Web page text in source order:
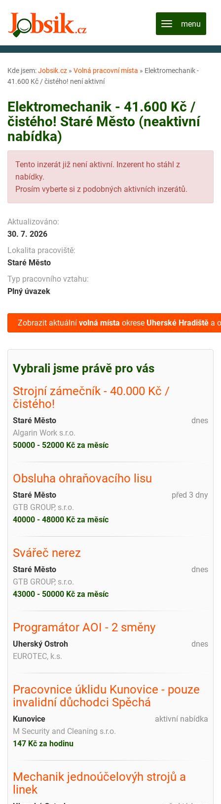
Kde jsem:Jobsik.cz » Volná pracovní místa » Elektromechanik -
41.600 Kč / čistého! není aktivní
Elektromechanik - 41.600 Kč /
čistého! Staré Město (neaktivní
nabídka)
Tento inzerát již není aktivní. Inzerent ho stáhl z
nabídky.
Prosím vyberte si z podobných aktivních inzerátů.
Aktualizováno:
30. 7. 2026
Lokalita pracoviště:
Staré Město
Typ pracovního vztahu:
Plný úvazek
Zobrazit aktuální volná místa okrese Uherské Hradiště a
Vybrali jsme právě pro vás
Strojní zámečník - 40.000 Kč /
čistého!
dnes
Staré Město
Algarin Work s.r.o.
50000 - 52000 Kč za měsíc
Obsluha ohraňovacího lisu
před 3 dny
Staré Město
GTB GROUP, s.r.o.
40000 - 48000 Kč za měsíc
Svářeč nerez
dnes
Staré Město
GTB GROUP, s.r.o.
43000 - 50000 Kč za měsíc
Programátor AOI - 2 směny
dnes
Uherský Ostroh
EUROTEC, k.s.
Pracovnice úklidu Kunovice - pouze
invalidní důchodci Spěchá
aktivní nabídka
Kunovice
M Security and Cleaning s.r.o.
147 Kč za hodinu
Mechanik jednoúčelovýh strojů a
linek